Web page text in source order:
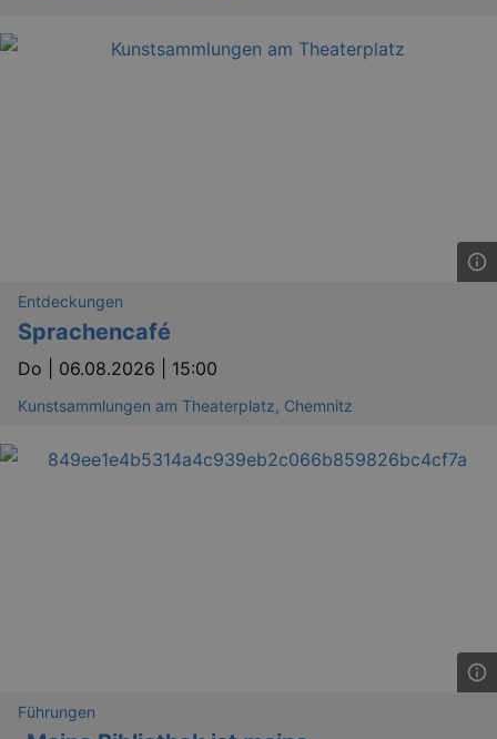
Entdeckungen
Sprachencafé
Do | 06.08.2026 | 15:00
Kunstsammlungen am Theaterplatz, Chemnitz
Führungen